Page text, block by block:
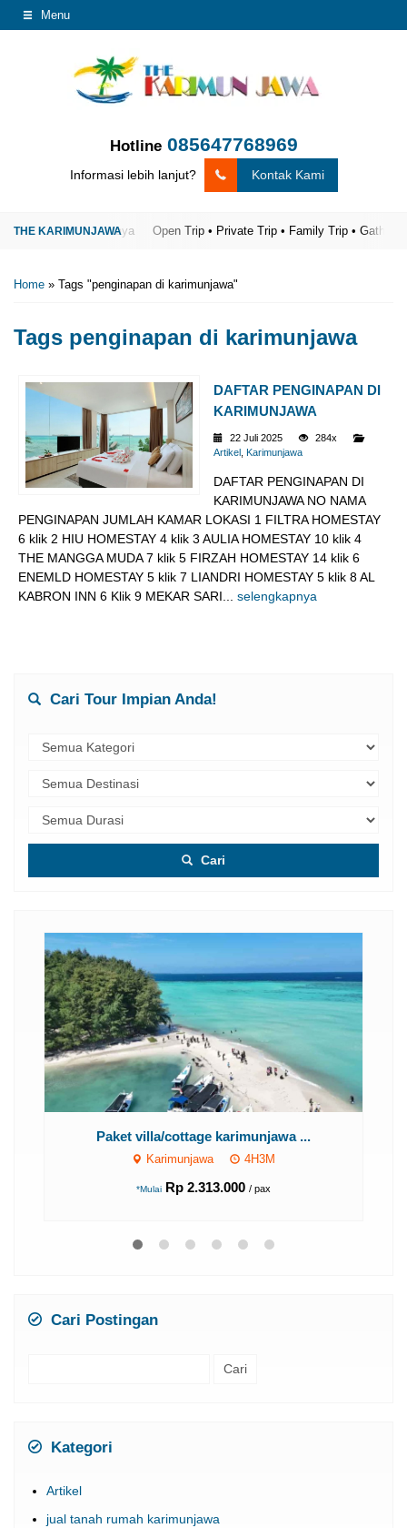
Menu
Hotline 085647768969
Informasi lebih lanjut? Kontak Kami
Terpercaya Open Trip • Private Trip • Family Trip • Gathering
Home » Tags "penginapan di karimunjawa"
Tags penginapan di karimunjawa
DAFTAR PENGINAPAN DI
KARIMUNJAWA
22 Juli 2025
284x
Artikel Karimunjawa
DAFTAR PENGINAPAN DI
KARIMUNJAWA NO NAMA
PENGINAPAN JUMLAH KAMAR LOKASI 1 FILTRA HOMESTAY
6 klik 2 HIU HOMESTAY 4 klik 3 AULIA HOMESTAY 10 klik 4
THE MANGGA MUDA 7 klik 5 FIRZAH HOMESTAY 14 klik 6
ENEMLD HOMESTAY 5 klik 7 LIANDRI HOMESTAY 5 klik 8 AL
KABRON INN 6 Klik 9 MEKAR SARI... selengkapnya
Cari Tour Impian Anda!
Cari
PAKET HOTEL KARIMUNJAWA 2 HARI 1...
Karimunjawa 2H1M
*Mulai Rp 1.202.000 / pax
Cari Postingan
Kategori
Artikel
jual tanah rumah karimunjawa